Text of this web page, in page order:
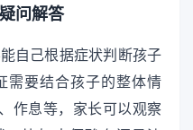
问解答
自己根据症状判断孩子
需要结合孩子的整体情
作息等，家长可以观察